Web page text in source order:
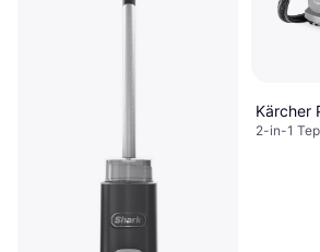
Kärcher
2-in-1